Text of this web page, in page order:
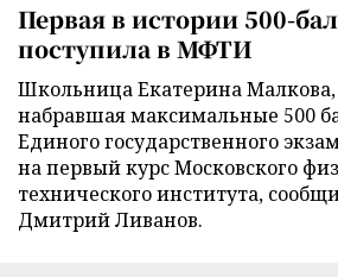
Первая в истории 500-
поступила в МФТИ
Школьница Екатерина
набравшая максимальные 500
Единого государственного
на первый курс Московского
технического института,
Дмитрий Ливанов.